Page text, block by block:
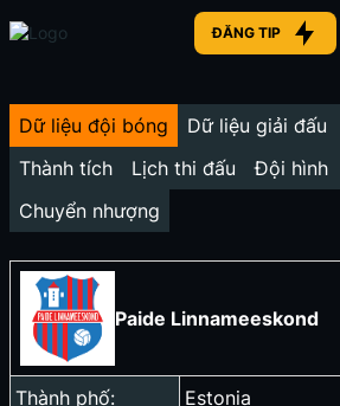
ĐĂNG TIP
Dữ liệu đội bóng Dữ liệu giải đấu
Thành tích
Lịch thi đấu Đội hình
Chuyển nhượng
Paide Linnameeskond
Thành phố:
Estonia